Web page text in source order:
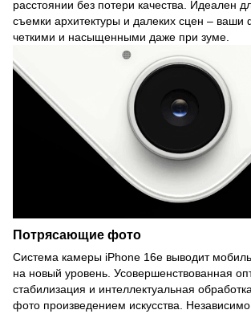
расстоянии без потери качества. Идеален
съемки архитектуры и далеких сцен – ваши
четкими и насыщенными даже при зуме.
Потрясающие фото
Система камеры iPhone 16e выводит
на новый уровень. Усовершенствованная
стабилизация и интеллектуальная
фото произведением искусства.